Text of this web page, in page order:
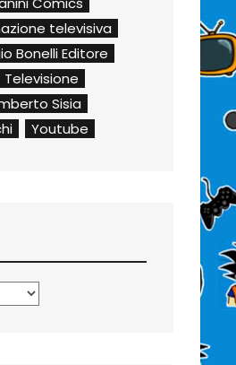
televisiva
Bonelli Editore
Televisione
Sisia
Youtube